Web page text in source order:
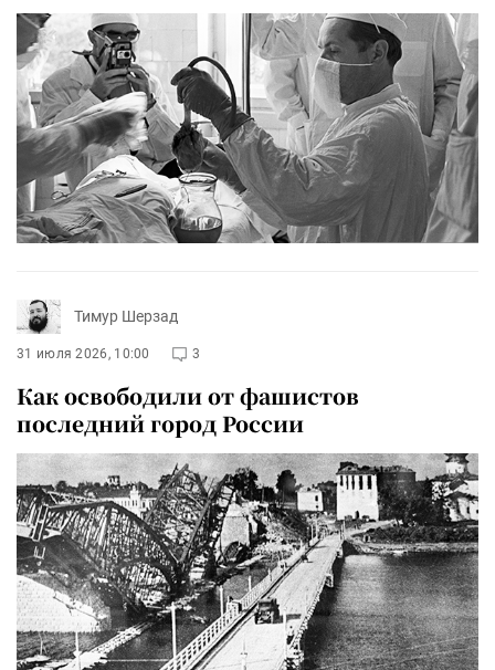
Тимур Шерзад
31 июля 2026, 10:00 3
Как освободили от фашистов
последний город России